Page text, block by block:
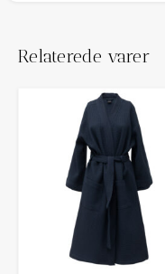
Relaterede varer